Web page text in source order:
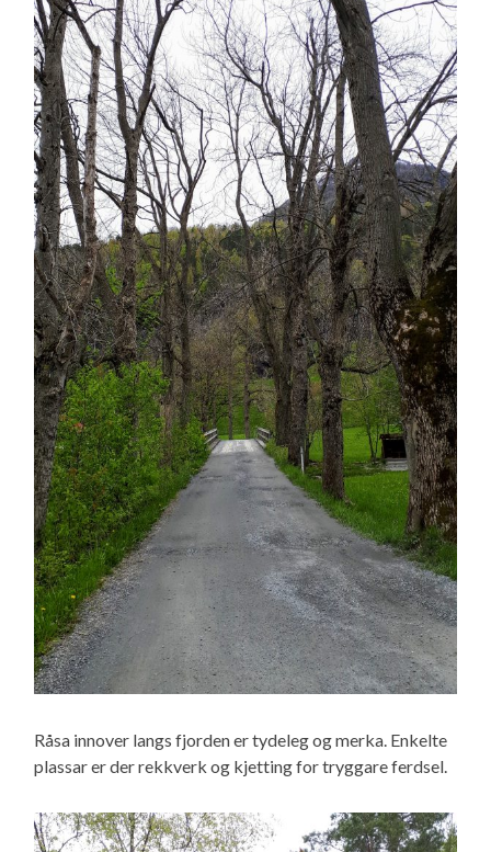
Råsa innover langs fjorden er tydeleg og merka. Enkelte
plassar er der rekkverk og kjetting for tryggare ferdsel.